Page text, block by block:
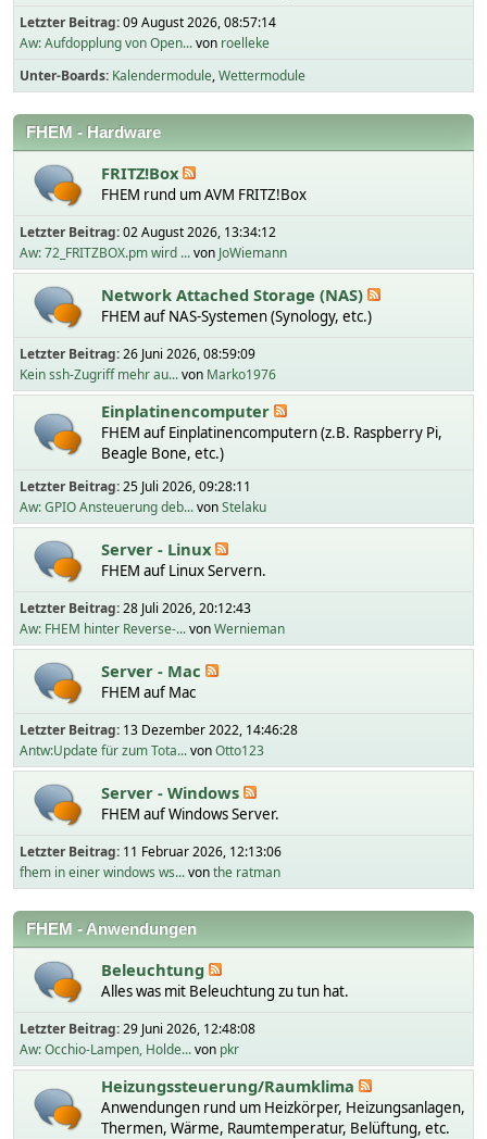
Letzter Beitrag:09 August 2026, 08:57:14
Aw: Aufdopplung von Open...von roelleke
Unter-Boards Kalendermodule Wettermodule
FHEM - Hardware
FRITZ!Box
FHEM rund um AVM FRITZ!Box
Letzter Beitrag:02 August 2026, 13:34:12
Aw: 72_FRITZBOX.pm wird ...von JoWiemann
Network Attached Storage (NAS)
FHEM auf NAS-Systemen (Synology, etc.)
Letzter Beitrag:26 Juni 2026, 08:59:09
Kein ssh-Zugriff mehr au...von Marko1976
Einplatinencomputer
FHEM auf Einplatinencomputern (z.B. Raspberry Pi,
Beagle Bone, etc.)
Letzter Beitrag:25 Juli 2026, 09:28:11
Aw: GPIO Ansteuerung deb...vonStelaku
Server - Linux
FHEM auf Linux Servern.
Letzter Beitrag:28 Juli 2026, 20:12:43
Aw: FHEM hinter Reverse-...vonWernieman
Server - Mac
FHEM auf Mac
Letzter Beitrag: 13 Dezember 2022, 14:46:28
Antw:Update für zum Tota...vonOtto123
Server - Windows
FHEM auf Windows Server.
Letzter Beitrag: 11 Februar 2026, 12:13:06
fhem in einer windows ws...vonthe ratman
FHEM - Anwendungen
Beleuchtung
Alles was mit Beleuchtung zu tun hat.
Letzter Beitrag:29 Juni 2026, 12:48:08
Aw: Occhio-Lampen, Holde...von pkr
Heizungssteuerung/Raumklima
Anwendungen rund um Heizkörper, Heizungsanlagen,
Thermen, Wärme, Raumtemperatur, Belüftung, etc.